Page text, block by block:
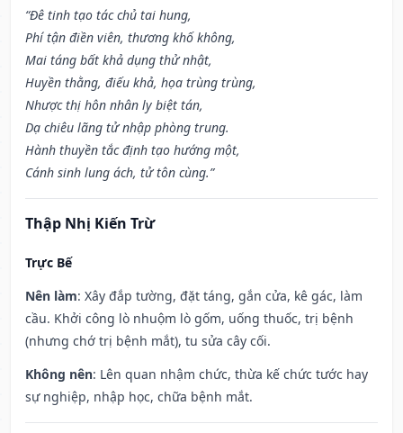
“Đê tinh tạo tác chủ tai hung,
Phí tận điền viên, thương khố không,
Mai táng bất khả dụng thử nhật,
Huyền thằng, điếu khả, họa trùng trùng,
Nhược thị hôn nhân ly biệt tán,
Dạ chiêu lãng tử nhập phòng trung.
Hành thuyền tắc định tạo hướng một,
Cánh sinh lung ách, tử tôn cùng.”
Thập Nhị Kiến Trừ
Trực Bế
Nên làm: Xây đắp tường, đặt táng, gắn cửa, kê gác, làm
cầu. Khởi công lò nhuộm lò gốm, uống thuốc, trị bệnh
(nhưng chớ trị bệnh mắt), tu sửa cây cối.
Không nên: Lên quan nhậm chức, thừa kế chức tước hay
sự nghiệp, nhập học, chữa bệnh mắt.